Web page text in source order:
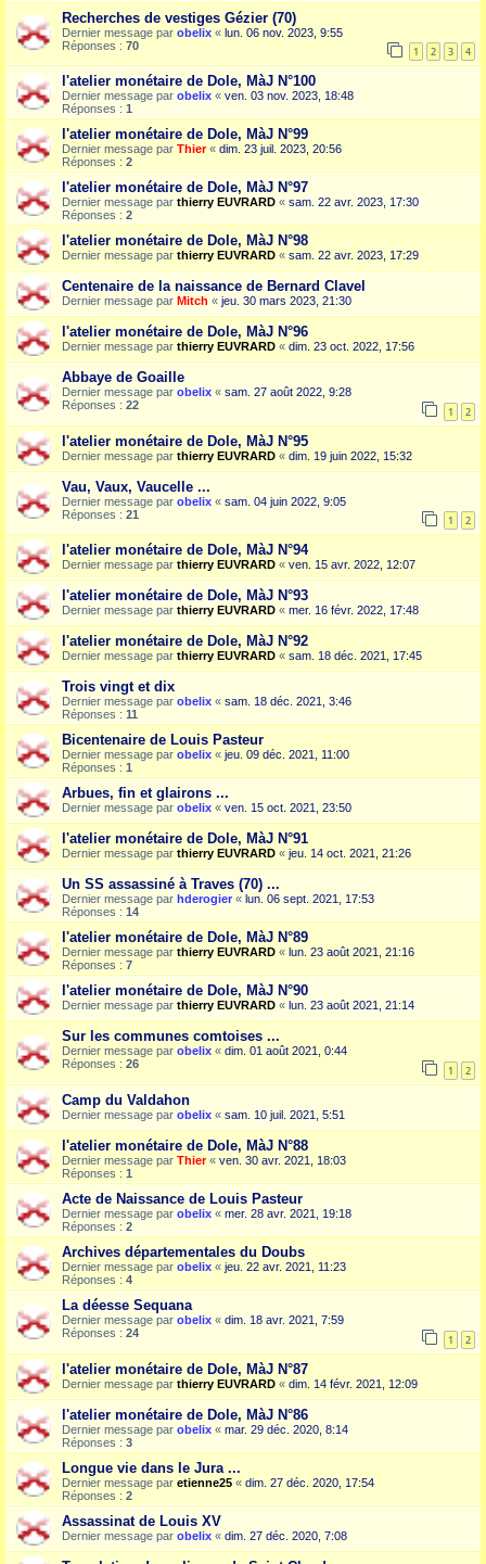
Recherches de vestiges Gézier (70)
Dernier message par obelix « lun. 06 nov. 2023, 9:55
Réponses : 70 1 2 3 4
l'atelier monétaire de Dole, MàJ N°100
Dernier message par obelix « ven. 03 nov. 2023, 18:48
Réponses : 1
l'atelier monétaire de Dole, MàJ N°99
Dernier message par Thier« dim. 23 juil. 2023, 20:56
Réponses : 2
l'atelier monétaire de Dole, MàJ N°97
Dernier message par thierry EUVRARD « sam. 22 avr. 2023, 17:30
Réponses : 2
l'atelier monétaire de Dole, MàJ N°98
Dernier message par thierry EUVRARD « sam. 22 avr. 2023, 17:29
Centenaire de la naissance de Bernard Clavel
Dernier message par Mitch « jeu. 30 mars 2023, 21:30
l'atelier monétaire de Dole, MàJ N°96
Dernier message par thierry EUVRARD « dim. 23 oct. 2022, 17:56
Abbaye de Goaille
Dernier message par obelix « sam. 27 août 2022, 9:28
Réponses : 22 1 2
l'atelier monétaire de Dole, MàJ N°95
Dernier message par thierry EUVRARD « dim. 19 juin 2022, 15:32
Vau, Vaux, Vaucelle ...
Dernier message par obelix « sam. 04 juin 2022, 9:05
Réponses : 21 1 2
l'atelier monétaire de Dole, MàJ N°94
Dernier message par thierry EUVRARD « ven. 15 avr. 2022, 12:07
l'atelier monétaire de Dole, MàJ N°93
Dernier message par thierry EUVRARD « mer. 16 févr. 2022, 17:48
l'atelier monétaire de Dole, MàJ N°92
Dernier message par thierry EUVRARD « sam. 18 déc. 2021, 17:45
Trois vingt et dix
Dernier message par obelix « sam. 18 déc. 2021, 3:46
Réponses : 11
Bicentenaire de Louis Pasteur
Dernier message par obelix « jeu. 09 déc. 2021, 11:00
Réponses : 1
Arbues, fin et glairons ...
Dernier message par obelix « ven. 15 oct. 2021, 23:50
l'atelier monétaire de Dole, MàJ N°91
Dernier message par thierry EUVRARD « jeu. 14 oct. 2021, 21:26
Un SS assassiné à Traves (70) ...
Dernier message par hderogier « lun. 06 sept. 2021, 17:53
Réponses : 14
l'atelier monétaire de Dole, MàJ N°89
Dernier message par thierry EUVRARD « lun. 23 août 2021, 21:16
Réponses : 7
l'atelier monétaire de Dole, MàJ N°90
Dernier message par thierry EUVRARD « lun. 23 août 2021, 21:14
Sur les communes comtoises ...
Dernier message par obelix « dim. 01 août 2021, 0:44
Réponses : 26 1 2
Camp du Valdahon
Dernier message par obelix « sam. 10 juil. 2021, 5:51
l'atelier monétaire de Dole, MàJ N°88
Dernier message par Thier« ven. 30 avr. 2021, 18:03
Réponses : 1
Acte de Naissance de Louis Pasteur
Dernier message par obelix « mer. 28 avr. 2021, 19:18
Réponses : 2
Archives départementales du Doubs
Dernier message par obelix « jeu. 22 avr. 2021, 11:23
Réponses : 4
La déesse Sequana
Dernier message par obelix « dim. 18 avr. 2021, 7:59
Réponses : 24 1 2
l'atelier monétaire de Dole, MàJ N°87
Dernier message par thierry EUVRARD « dim. 14 févr. 2021, 12:09
l'atelier monétaire de Dole, MàJ N°86
Dernier message par obelix « mar. 29 déc. 2020, 8:14
Réponses : 3
Longue vie dans le Jura ...
Dernier message par etienne25 « dim. 27 déc. 2020, 17:54
Réponses : 2
Assassinat de Louis XV
Dernier message par obelix « dim. 27 déc. 2020, 7:08